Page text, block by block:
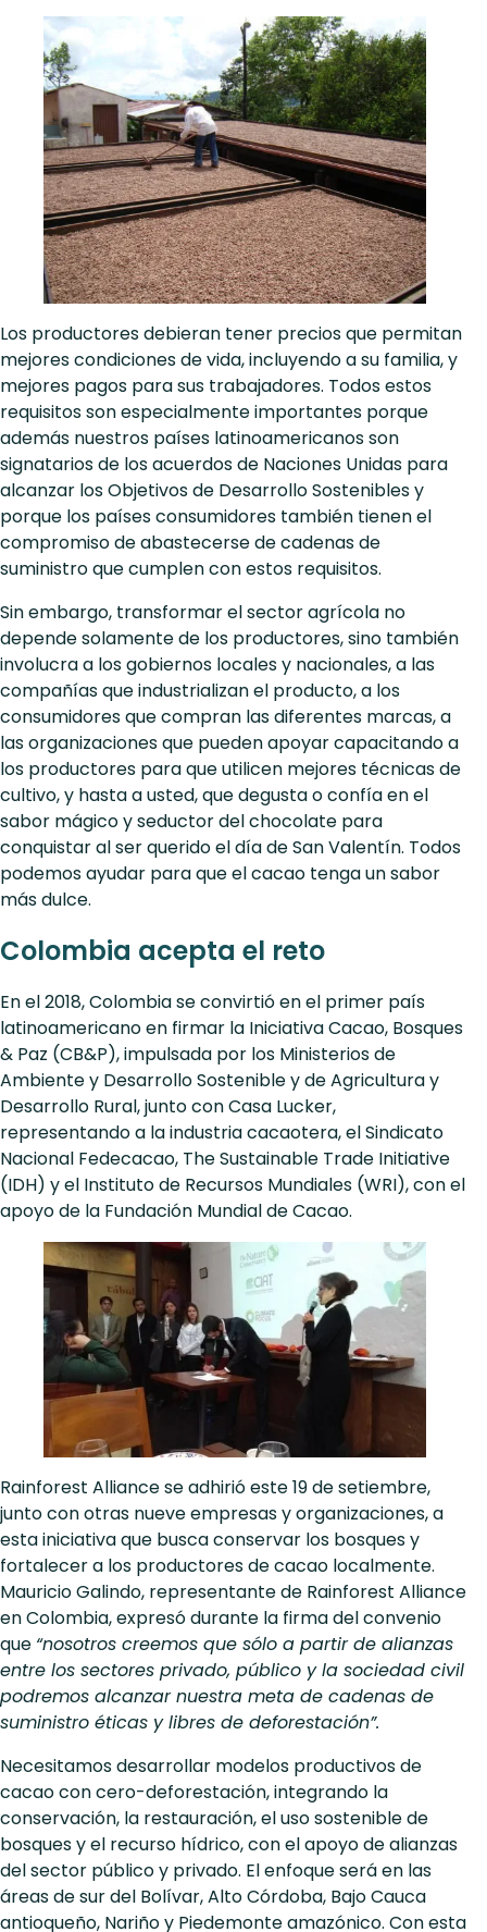
Los productores debieran tener precios que permitan
mejores condiciones de vida, incluyendo a su familia, y
mejores pagos para sus trabajadores. Todos estos
requisitos son especialmente importantes porque
además nuestros países latinoamericanos son
signatarios de los acuerdos de Naciones Unidas para
alcanzar los Objetivos de Desarrollo Sostenibles y
porque los países consumidores también tienen el
compromiso de abastecerse de cadenas de
suministro que cumplen con estos requisitos.
Sin embargo, transformar el sector agrícola no
depende solamente de los productores, sino también
involucra a los gobiernos locales y nacionales, a las
compañías que industrializan el producto, a los
consumidores que compran las diferentes marcas, a
las organizaciones que pueden apoyar capacitando a
los productores para que utilicen mejores técnicas de
cultivo, y hasta a usted, que degusta o confía en el
sabor mágico y seductor del chocolate para
conquistar al ser querido el día de San Valentín. Todos
podemos ayudar para que el cacao tenga un sabor
más dulce.
Colombia acepta el reto
En el 2018, Colombia se convirtió en el primer país
latinoamericano en firmar la Iniciativa Cacao, Bosques
& Paz (CB&P), impulsada por los Ministerios de
Ambiente y Desarrollo Sostenible y de Agricultura y
Desarrollo Rural, junto con Casa Lucker,
representando a la industria cacaotera, el Sindicato
Nacional Fedecacao, The Sustainable Trade Initiative
(IDH) y el Instituto de Recursos Mundiales (WRI), con el
apoyo de la Fundación Mundial de Cacao.
Rainforest Alliance se adhirió este 19 de setiembre,
junto con otras nueve empresas y organizaciones, a
esta iniciativa que busca conservar los bosques y
fortalecer a los productores de cacao localmente.
Mauricio Galindo, representante de Rainforest Alliance
en Colombia, expresó durante la firma del convenio
que “nosotros creemos que sólo a partir de alianzas
entre los sectores privado, público y la sociedad civil
podremos alcanzar nuestra meta de cadenas de
suministro éticas y libres de deforestación”.
Necesitamos desarrollar modelos productivos de
cacao con cero-deforestación, integrando la
conservación, la restauración, el uso sostenible de
bosques y el recurso hídrico, con el apoyo de alianzas
del sector público y privado. El enfoque será en las
áreas de sur del Bolívar, Alto Córdoba, Bajo Cauca
antioqueño, Nariño y Piedemonte amazónico. Con esta